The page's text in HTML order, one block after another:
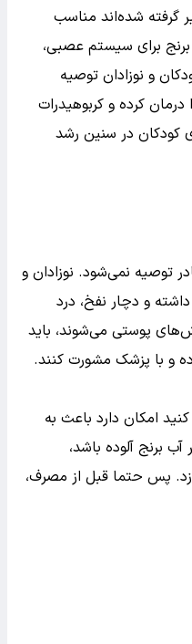
کنید، باید آبش
آب رو بردارین، با کمی
بدین.
گرفته شده‌اند مناسب
برای سیستم عصبی،
و نوزادان توصیه
کرده و کربوهیدرات
کودکان در سنین رشد
توصیه نمی‌شود. نوزادان و
و با پزشک مشورت کنند.